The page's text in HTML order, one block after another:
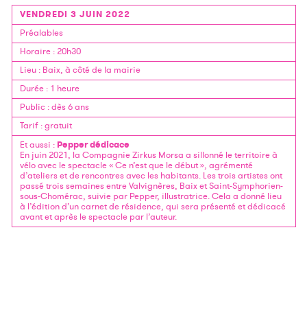
VENDREDI 3 JUIN 2022
Préalables
Horaire: 20h30
Lieu: Baix, à côté de la mairie
Durée: 1 heure
Public:dès 6 ans
Tarif:gratuit
Et aussi :Pepper dédicace
En juin 2021, la Compagnie Zirkus Morsa a sillonné le territoire à
vélo avec le spectacle « Ce n’est que le début », agrémenté
d’ateliers et de rencontres avec les habitants. Les trois artistes ont
passé trois semaines entre Valvignères, Baix et Saint-Symphorien-
sous-Chomérac, suivie par Pepper, illustratrice. Cela a donné lieu
à l’édition d’un carnet de résidence, qui sera présenté et dédicacé
avant et après le spectacle par l’auteur.